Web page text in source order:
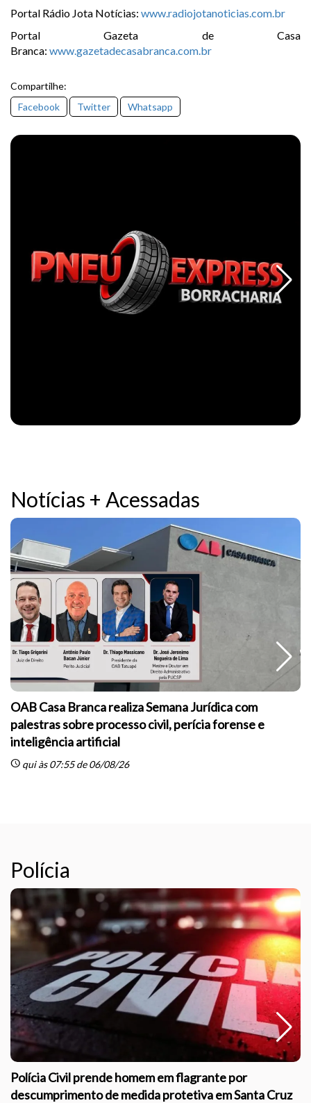
Portal Rádio Jota Notícias: www.radiojotanoticias.com.br
Portal Gazeta de Casa
Branca: www.gazetadecasabranca.com.br
Compartilhe:
Facebook
Twitter Whatsapp
Notícias + Acessadas
OAB Casa Branca realiza Semana Jurídica com
palestras sobre processo civil, perícia forense e
inteligência artificial
schedule qui às 07:55 de 06/08/26
Polícia
Polícia Civil prende homem em flagrante por
descumprimento de medida protetiva em Santa Cruz